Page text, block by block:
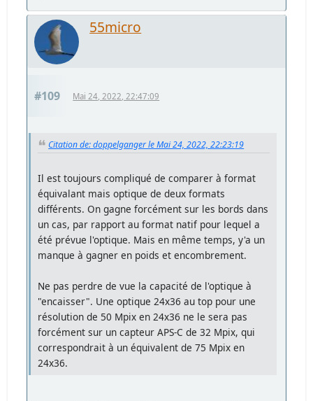
55micro
#109 Mai 24, 2022, 22:47:09
Citation de: doppelganger le Mai 24, 2022, 22:23:19
Il est toujours compliqué de comparer à format
équivalant mais optique de deux formats
différents. On gagne forcément sur les bords dans
un cas, par rapport au format natif pour lequel a
été prévue l'optique. Mais en même temps, y'a un
manque à gagner en poids et encombrement.
Ne pas perdre de vue la capacité de l'optique à
"encaisser". Une optique 24x36 au top pour une
résolution de 50 Mpix en 24x36 ne le sera pas
forcément sur un capteur APS-C de 32 Mpix, qui
correspondrait à un équivalent de 75 Mpix en
24x36.